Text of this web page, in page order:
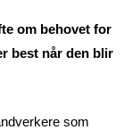
om behovet for
best når den blir
som